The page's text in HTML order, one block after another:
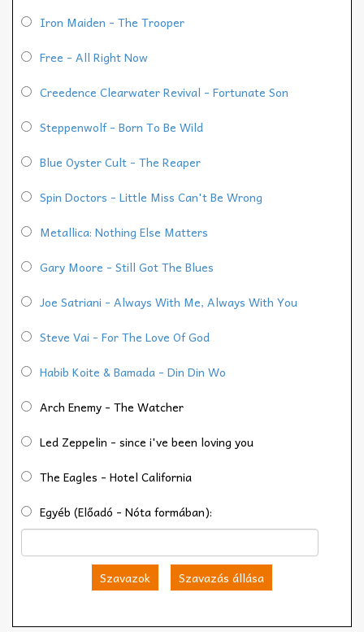
Iron Maiden - The Trooper
Free - All Right Now
Creedence Clearwater Revival - Fortunate Son
Steppenwolf - Born To Be Wild
Blue Oyster Cult - The Reaper
Spin Doctors - Little Miss Can't Be Wrong
Metallica: Nothing Else Matters
Gary Moore - Still Got The Blues
Joe Satriani - Always With Me, Always With You
Steve Vai - For The Love Of God
Habib Koite & Bamada - Din Din Wo
Arch Enemy - The Watcher
Led Zeppelin - since i've been loving you
The Eagles - Hotel California
Egyéb (Előadó - Nóta formában):
Szavazok Szavazás állása